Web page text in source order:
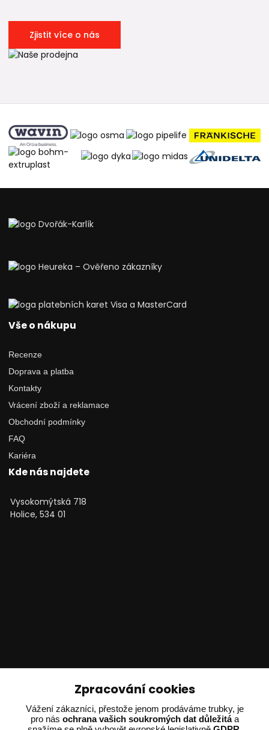
Zjistit více o nás
Vše o nákupu
Recenze
Doprava a platba
Kontakty
Vrácení zboží a reklamace
Obchodní podmínky
FAQ
Kariéra
Kde nás najdete
Vysokomýtská 718
Holice, 534 01
Ing. Adam Dvořák
+420 602 234 254
Zpracování cookies
Vážení zákazníci, přestože jenom prodáváme trubky, je
pro nás ochrana vašich soukromých dat důležitáa